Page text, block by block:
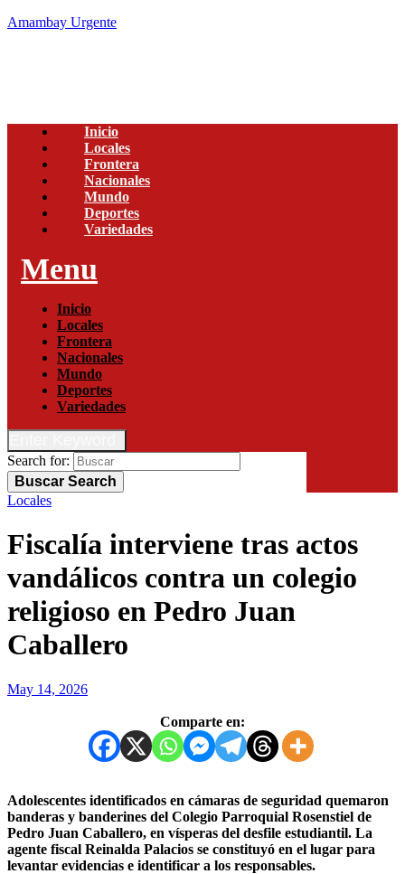
Amambay Urgente
Inicio
Locales
Frontera
Nacionales
Mundo
Deportes
Variedades
Menu
Inicio
Locales
Frontera
Nacionales
Mundo
Deportes
Variedades
Search for:
Buscar Search
Locales
Fiscalía interviene tras actos
vandálicos contra un colegio
religioso en Pedro Juan
Caballero
May 14, 2026
Comparte en:
Adolescentes identificados en cámaras de seguridad quemaron
banderas y banderines del Colegio Parroquial Rosenstiel de
Pedro Juan Caballero, en vísperas del desfile estudiantil. La
agente fiscal Reinalda Palacios se constituyó en el lugar para
levantar evidencias e identificar a los responsables.